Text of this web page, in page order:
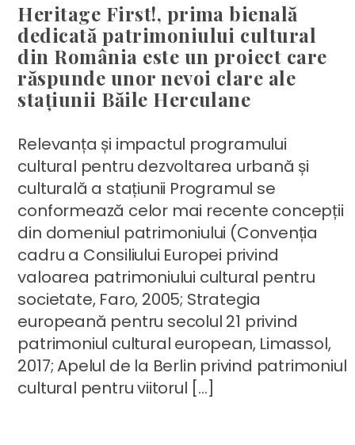
Heritage First!, prima bienală
dedicată patrimoniului cultural
din România este un proiect care
răspunde unor nevoi clare ale
stațiunii Băile Herculane
Relevanța și impactul programului
cultural pentru dezvoltarea urbană și
culturală a stațiunii Programul se
conformează celor mai recente concepții
din domeniul patrimoniului (Convenția
cadru a Consiliului Europei privind
valoarea patrimoniului cultural pentru
societate, Faro, 2005; Strategia
europeană pentru secolul 21 privind
patrimoniul cultural european, Limassol,
2017; Apelul de la Berlin privind patrimoniul
cultural pentru viitorul […]